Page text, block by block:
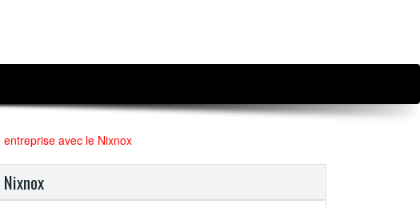
avec le Nixnox